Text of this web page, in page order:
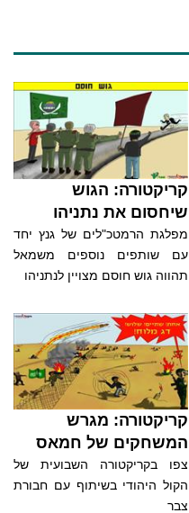
קריקטורה: הגוש
שיחסום את נתניהו
מפלגת הרמטכ"לים של גנץ יחד
עם שותפים נוספים משמאל
תהווה גוש חוסם מצויין לנתניהו
קריקטורה: מגרש
המשחקים של חמאס
צפו בקריקטורה השבועית של
הקול היהודי בשיתוף עם חבורת
צבר